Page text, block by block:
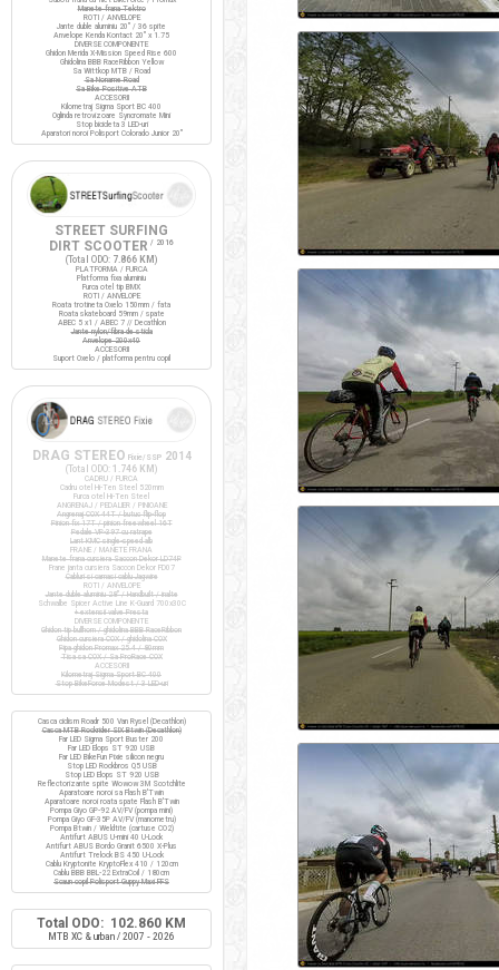
Manete frana Tektro
ROTI / ANVELOPE
Jante duble aluminiu 20" / 36 spite
Anvelope Kenda Kontact 20" x 1.75
DIVERSE COMPONENTE
Ghidon Merida X-Mission Speed Rise 600
Ghidolina BBB RaceRibbon Yellow
Sa Wittkop MTB / Road
Sa Noname Road
Sa Bike Positive ATB
ACCESORII
Kilometraj Sigma Sport BC 400
Oglinda retrovizoare Syncromate Mini
Stop bicicleta 3 LED-uri
Aparatori noroi Polisport Colorado Junior 20"
STREET SURFING
DIRT SCOOTER / 2016
(Total ODO: 7.866 KM )
PLATFORMA / FURCA
Platforma fixa aluminiu
Furca otel tip BMX
ROTI / ANVELOPE
Roata trotineta Oxelo 150mm / fata
Roata skateboard 59mm / spate
ABEC 5 x1 / ABEC 7 // Decathlon
Jante nylon/fibra de sticla
Anvelope 200x40
ACCESORII
Suport Oxelo / platforma pentru copil
DRAG STEREO Fixie/SSP 2014
(Total ODO: 1.746 KM )
CADRU / FURCA
Cadru otel Hi-Ten Steel 520mm
Furca otel Hi-Ten Steel
ANGRENAJ / PEDALIER / PINIOANE
Angrenaj COX 44T / butuc flip-flop
Pinion fix 17T / pinion freewheel 16T
Pedale VP-397 cu ratrape
Lant KMC single-speed alb
FRANE / MANETE FRANA
Manete frana cursiera Saccon Dekor LD74P
Frane janta cursiera Saccon Dekor FD07
Cabluri si camasi cablu Jagwire
ROTI / ANVELOPE
Jante duble aluminiu 28" / Handbuilt / inalte
Schwalbe Spicer Active Line K-Guard 700x30C
+ extensii valve Presta
DIVERSE COMPONENTE
Ghidon tip bullhorn / ghidolina BBB RaceRibbon
Ghidon cursiera COX / ghidolina COX
Pipa ghidon Promax 25.4 / 80mm
Tisa sa COX / Sa ProRace COX
ACCESORII
Kilometraj Sigma Sport BC 400
Stop BikeForce Modest / 3 LED-uri
Casca ciclism Roadr 500 Van Rysel (Decathlon)
Casca MTB Rockrider SIX Btwin (Decathlon)
Far LED Sigma Sport Buster 200
Far LED Elops ST 920 USB
Far LED BikeFun Pixie silicon negru
Stop LED Rockbros Q5 USB
Stop LED Elops ST 920 USB
Reflectorizante spite Wowow 3M Scotchlite
Aparatoare noroi sa Flash B'Twin
Aparatoare noroi roata spate Flash B'Twin
Pompa Giyo GP-92 AV/FV (pompa mini)
Pompa Giyo GF-35P AV/FV (manometru)
Pompa Btwin / Weldtite (cartuse CO2)
Antifurt ABUS U-mini 40 U-Lock
Antifurt ABUS Bordo Granit 6500 X-Plus
Antifurt Trelock BS 450 U-Lock
Cablu Kryptonite KryptoFlex 410 / 120cm
Cablu BBB BBL-22 ExtraCoil / 180cm
Scaun copil Polisport Guppy Maxi FFS
Total ODO: 102.860 KM
MTB XC & urban / 2007 - 2026